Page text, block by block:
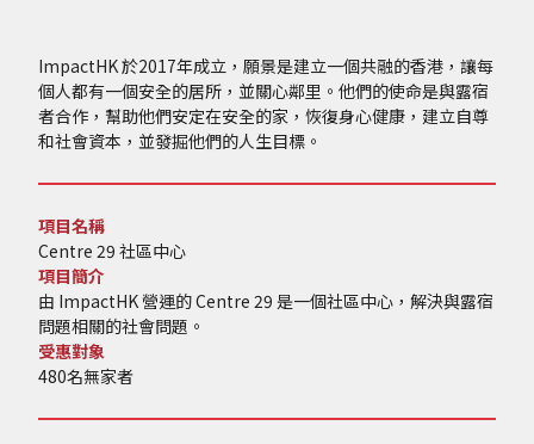
ImpactHK 於2017年成立，願景是建立一個共融的香港，讓每
個人都有一個安全的居所，並關心鄰里。他們的使命是與露宿
者合作，幫助他們安定在安全的家，恢復身心健康，建立自尊
和社會資本，並發掘他們的人生目標。
項目名稱
Centre 29 社區中心
項目簡介
由 ImpactHK 營運的 Centre 29 是一個社區中心，解決與露宿
問題相關的社會問題。
受惠對象
480名無家者